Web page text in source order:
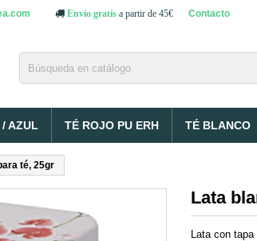
Envio gratís a partir de 45€ Contacto
AZUL TÉ ROJO PU ERH TÉ BLANCO
té, 25gr
Lata
Lata con